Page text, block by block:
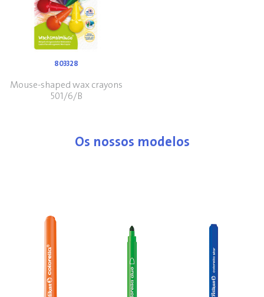
803328
Mouse-shaped wax crayons
501/6/B
Os nossos modelos